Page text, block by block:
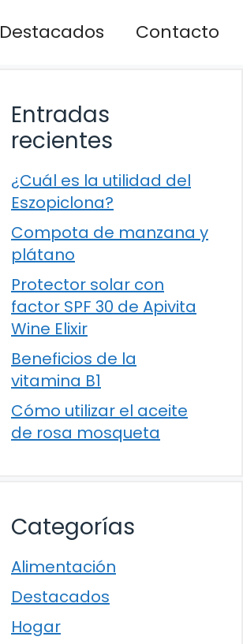
Destacados Contacto
Entradas
recientes
¿Cuál es la utilidad del
Eszopiclona?
Compota de manzana y
plátano
Protector solar con
factor SPF 30 de Apivita
Wine Elixir
Beneficios de la
vitamina B1
Cómo utilizar el aceite
de rosa mosqueta
Categorías
Alimentación
Destacados
Hogar